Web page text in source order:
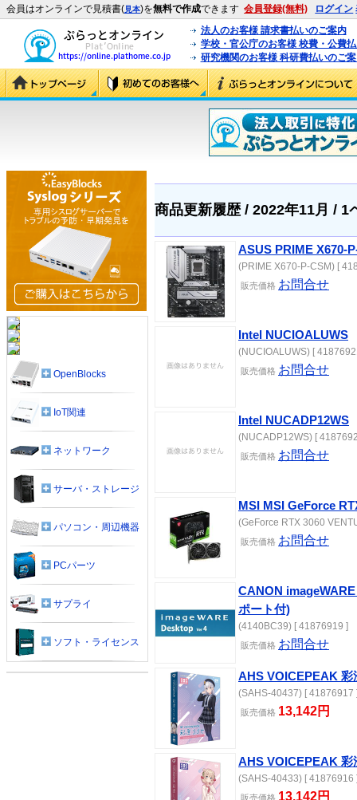
会員はオンラインで見積書(見本)を無料で作成できます 会員登録(無料) ログイン
法人のお客様 請求書払いのご案内
学校・官公庁のお客様 校費・公費
研究機関のお客様 科研費払いのご
商品更新履歴 / 2022年11月 / 1
ASUS PRIME X670-
(PRIME X670-P-CSM) [
販売価格 お問合せ
Intel NUCIOALUWS
(NUCIOALUWS) [
販売価格 お問合せ
Intel NUCADP12WS
(NUCADP12WS) [
販売価格 お問合せ
MSI MSI GeForce
(GeForce RTX 3060
販売価格 お問合せ
CANON
ポート付)
(4140BC39) [ 41876919 ]
販売価格 お問合せ
AHS VOICEPEAK 彩
(SAHS-40437) [ 41876917
販売価格 13,142円
AHS VOICEPEAK 彩
(SAHS-40433) [ 41876916
販売価格 13,142円
OpenBlocks
IoT関連
ネットワーク
サーバ・ストレージ
パソコン・周辺機器
PCパーツ
サプライ
ソフト・ライセンス